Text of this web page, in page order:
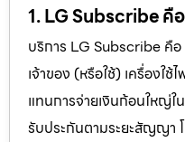
1. LG Subscribe คือ
บริการ LG Subscribe คือ
เจ้าของ (หรือใช้) เครื่องใช้
แทนการจ่ายเงินก้อนใหญ่ใ
รับประกันตามระยะสัญญา